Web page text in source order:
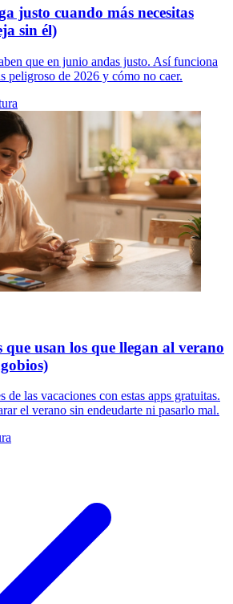
justo cuando más necesitas
sin él)
que en junio andas justo. Así funciona
peligroso de 2026 y cómo no caer.
usan los que llegan al verano
de las vacaciones con estas apps gratuitas.
el verano sin endeudarte ni pasarlo mal.